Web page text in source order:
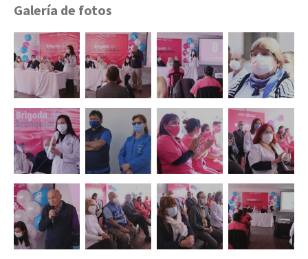
Galería de fotos